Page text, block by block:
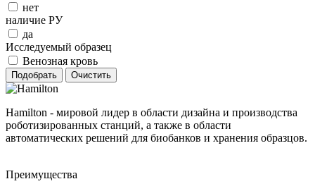
нет
наличие РУ
да
Исследуемый образец
Венозная кровь
Hamilton - мировой лидер в области дизайна и производства
роботизированных станций, а также в области
автоматических решений для биобанков и хранения образцов.
Преимущества